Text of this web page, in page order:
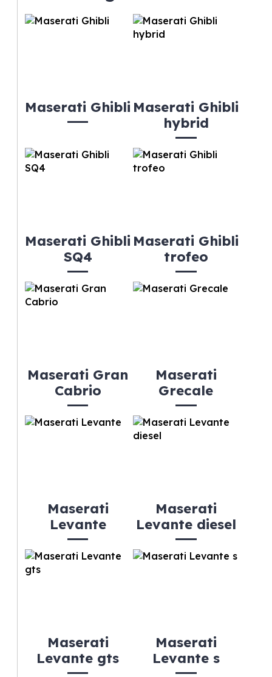
Maserati Ghibli Maserati Ghibli
hybrid
Maserati Ghibli
SQ4
Maserati Ghibli
trofeo
Maserati Gran
Cabrio
Maserati
Grecale
Maserati
Levante
Maserati
Levante diesel
Maserati
Levante gts
Maserati
Levante s